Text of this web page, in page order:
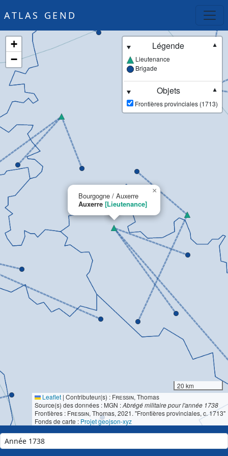
ATLAS GEND
Bourgogne / Auxerre
Auxerre [Lieutenance]
×
+
−
Légende
▼
Lieutenance
Brigade
Objets
▼
Frontières provinciales (1713)
20 km
Leaflet | Contributeur(s) : Fressin, Thomas
Source(s) des données : MGN :Abrégé militaire pour l'année 1738
Frontières : Fressin, Thomas, 2021. "Frontières provinciales, c. 1713"
Fonds de carte : Projet geojson-xyz